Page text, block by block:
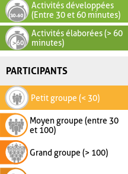
Activités développées
(Entre 30 et 60 minutes)
Activités élaborées (> 60
minutes)
PARTICIPANTS
Petit groupe (< 30)
Moyen groupe (entre 30
et 100)
Grand groupe (> 100)